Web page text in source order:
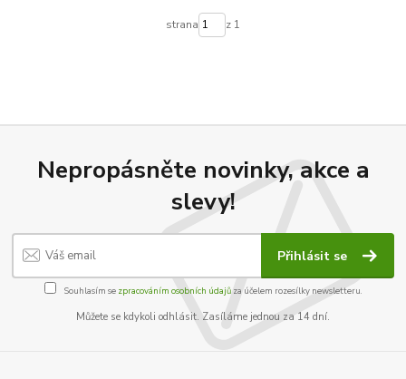
strana z 1
Nepropásněte novinky, akce a
slevy!
Přihlásit se
Souhlasím se zpracováním osobních údajůza účelem rozesílky newsletteru.
Můžete se kdykoli odhlásit. Zasíláme jednou za 14 dní.